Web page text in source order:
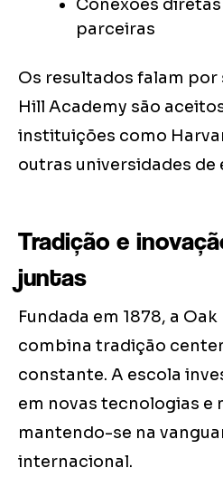
Conexões
parceiras
Os resultados falam por
Hill Academy são
instituições como
outras universidades de
Tradição e
juntas
Fundada em 1878, a
combina tradição
constante. A escola
em novas tecnologias e
mantendo-se na
internacional.